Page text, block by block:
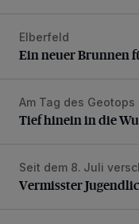
Ein neuer Brunnen
Elberfeld
Ein neuer Brunnen
Tief hinein in die
Am Tag des Geotops
Tief hinein in die
Vermisster
Seit dem 8. Juli
Vermisster